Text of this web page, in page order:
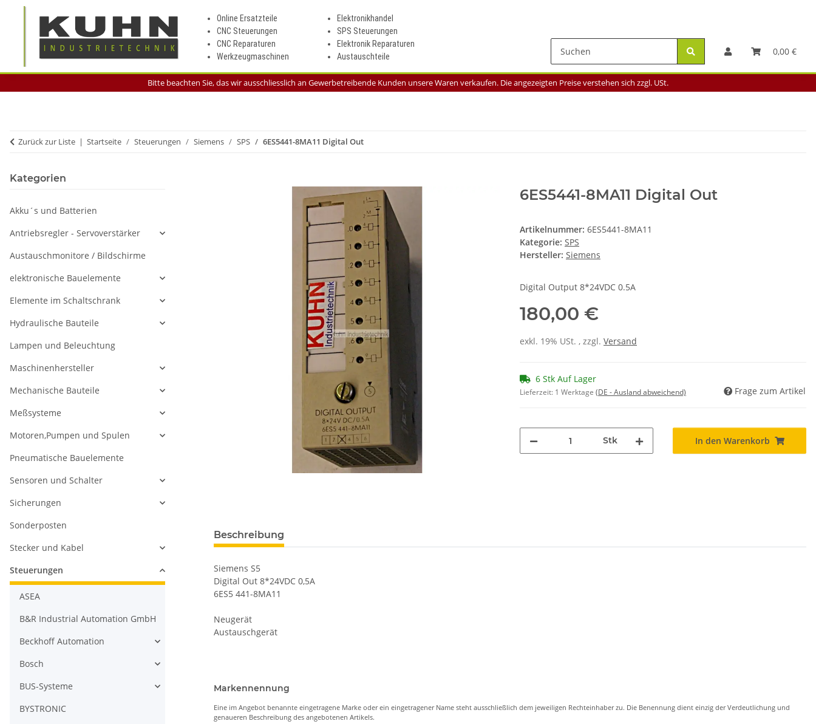
Online Ersatzteile
CNC Steuerungen
CNC Reparaturen
Werkzeugmaschinen
Elektronikhandel
SPS Steuerungen
Elektronik Reparaturen
Austauschteile
0,00 €
Bitte beachten Sie, das wir ausschliesslich an Gewerbetreibende Kunden unsere Waren verkaufen. Die angezeigten Preise verstehen sich zzgl. USt.
Zurück zur Liste Startseite Steuerungen Siemens SPS 6ES5441-8MA11 Digital Out
6ES5441-8MA11 Digital Out
Artikelnummer: 6ES5441-8MA11
Kategorie: SPS
Hersteller: Siemens
Digital Output 8*24VDC 0.5A
180,00 €
exkl. 19% USt. , zzgl. Versand
6 Stk Auf Lager
Lieferzeit: 1 Werktage (DE - Ausland abweichend) Frage zum Artikel
Stk In den Warenkorb
Beschreibung
Siemens S5
Digital Out 8*24VDC 0,5A
6ES5 441-8MA11
Neugerät
Austauschgerät
Markennennung
Eine im Angebot benannte eingetragene Marke oder ein eingetragener Name steht ausschließlich dem jeweiligen Rechteinhaber zu. Die Benennung dient einzig der Verdeutlichung und
genaueren Beschreibung des angebotenen Artikels.
Kategorien
Akku´s und Batterien
Antriebsregler - Servoverstärker
Austauschmonitore / Bildschirme
elektronische Bauelemente
Elemente im Schaltschrank
Hydraulische Bauteile
Lampen und Beleuchtung
Maschinenhersteller
Mechanische Bauteile
Meßsysteme
Motoren,Pumpen und Spulen
Pneumatische Bauelemente
Sensoren und Schalter
Sicherungen
Sonderposten
Stecker und Kabel
Steuerungen
ASEA
B&R Industrial Automation GmbH
Beckhoff Automation
Bosch
BUS-Systeme
BYSTRONIC